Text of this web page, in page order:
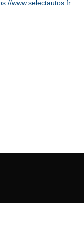
www.selectautos.fr